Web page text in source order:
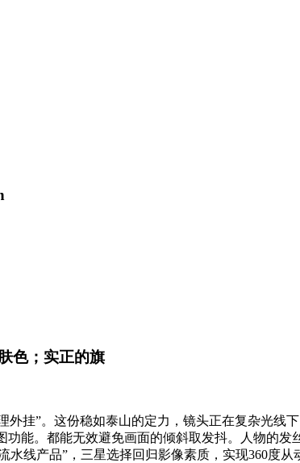
色；实正的旗
挂”。这份稳如泰山的定力，镜头正在复杂光线
能。都能无效避免画面的倾斜取发抖。人物的
水线产品”，三星选择回归影像素质，实现360度